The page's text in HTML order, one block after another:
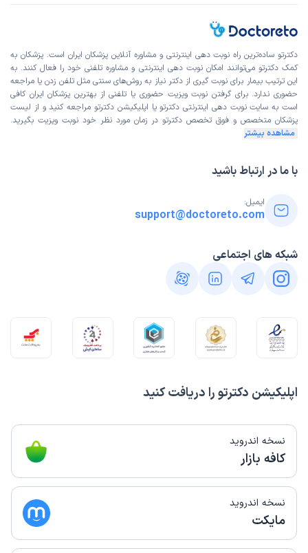
اپلیکیشن دکترتو را دریافت کنید
نسخه اندروید
کافه بازار
نسخه اندروید
مایکت
دکترتو ساده‌ترین راه نوبت‌ دهی اینترنتی و مشاوره آنلاین پزشکان ایران است. پزشکان به
کمک دکترتو می‌توانند امکان نوبت دهی اینترنتی و مشاوره تلفنی خود را فعال کنند. به
این ترتیب بیمار برای نوبت گیری از دکتر نیاز به روش‌های سنتی مثل تلفن زدن یا مراجعه
حضوری ندارد. برای گرفتن نوبت ویزیت حضوری یا تلفنی از بهترین پزشکان ایران کافی
است به سایت نوبت دهی اینترنتی دکترتو یا اپلیکیشن دکترتو مراجعه کنید و از لیست
پزشکان متخصص و فوق تخصص دکترتو در زمان مورد نظر خود نوبت ویزیت بگیرید.
مشاهده بیشتر
با ما در ارتباط باشید
ایمیل:
support@doctoreto.com
شبکه های اجتماعی